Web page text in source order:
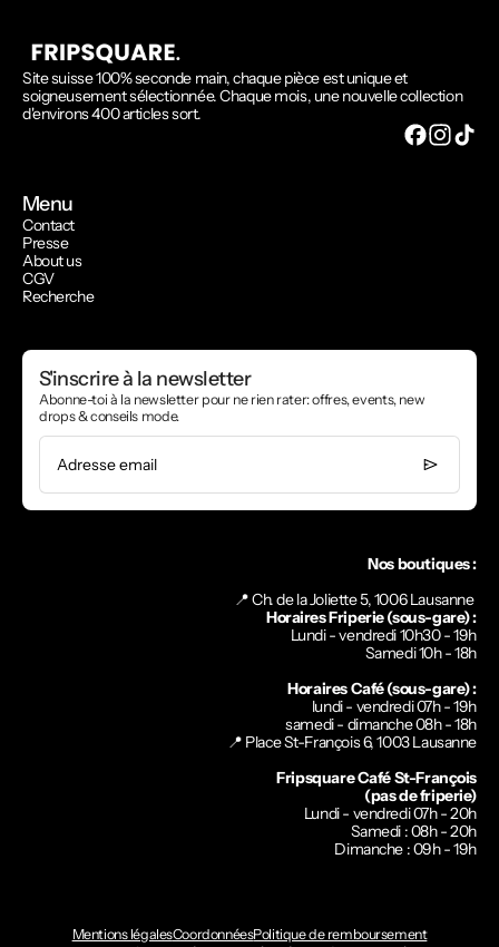
Site suisse 100% seconde main, chaque pièce est unique et
soigneusement sélectionnée. Chaque mois, une nouvelle collection
d'environs 400 articles sort.
Menu
Contact
Presse
About us
CGV
Recherche
S'inscrire à la newsletter
Abonne-toi à la newsletter pour ne rien rater: offres, events, new
drops & conseils mode.
Adresse email
Nos boutiques :
📍 Ch. de la Joliette 5, 1006 Lausanne
Horaires Friperie (sous-gare) :
Lundi - vendredi 10h30 - 19h
Samedi 10h - 18h
Horaires Café (sous-gare) :
lundi - vendredi 07h - 19h
samedi - dimanche 08h - 18h
📍 Place St-François 6, 1003 Lausanne
Fripsquare Café St-François
(pas de friperie)
Lundi - vendredi 07h - 20h
Samedi : 08h - 20h
Dimanche : 09h - 19h
Mentions légalesCoordonnéesPolitique de remboursement